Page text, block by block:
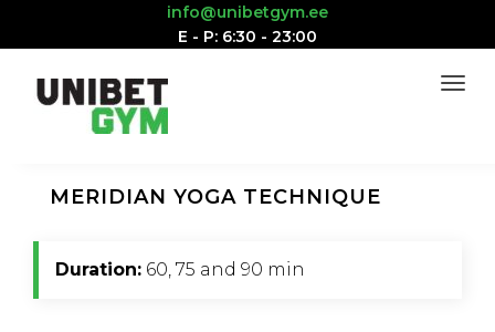
info@unibetgym.ee
E - P: 6:30 - 23:00
MERIDIAN YOGA TECHNIQUE
Duration: 60, 75 and 90 min